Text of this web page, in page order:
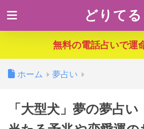
どりてる
無料の電話占いで運
ホーム 夢占い
「大型犬」夢の夢占